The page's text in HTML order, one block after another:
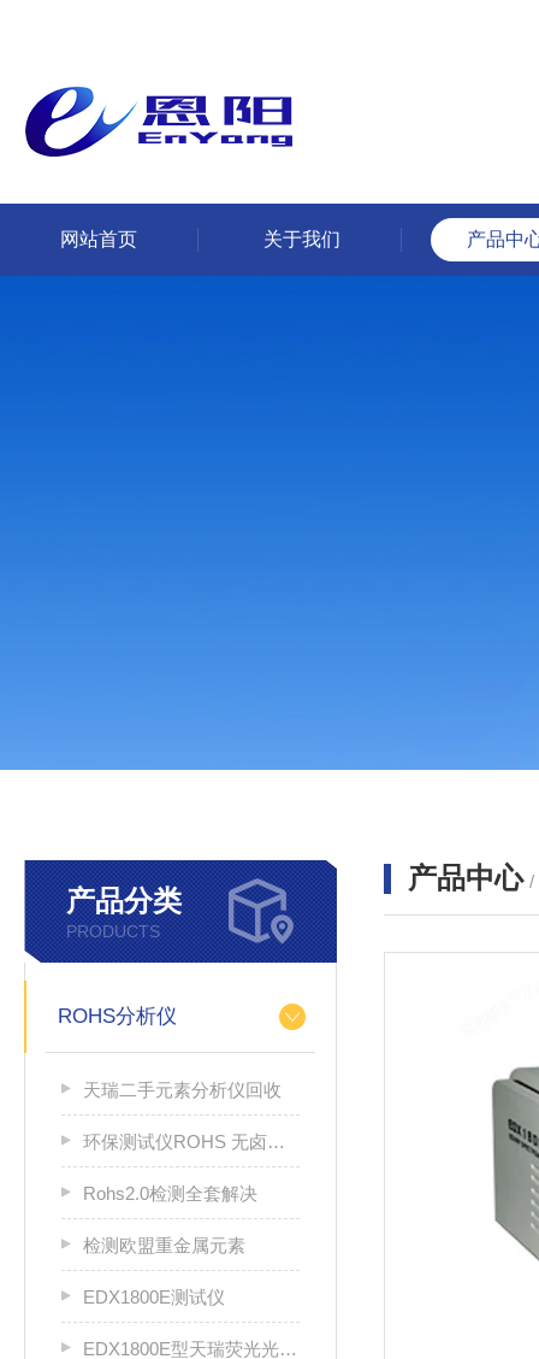
网站首页 关于我们 产品中
产品分类
PRODUCTS
ROHS分析仪
天瑞二手元素分析仪回收
环保测试仪ROHS 无卤分析仪 rohs仪
Rohs2.0检测全套解决
检测欧盟重金属元素
EDX1800E测试仪
EDX1800E型天瑞荧光光谱分析仪
产品中心 /